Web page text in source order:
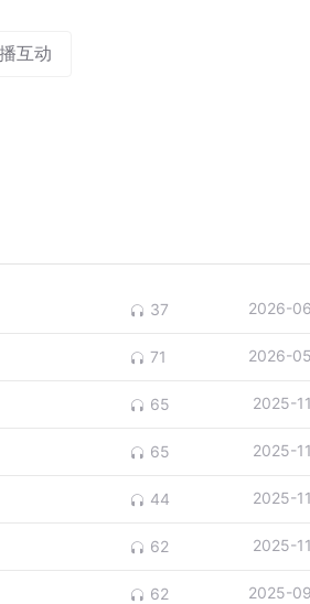
互动
37 2026-06
71 2026-05
65 2025-11
65 2025-11
44 2025-11
62 2025-11
62 2025-09